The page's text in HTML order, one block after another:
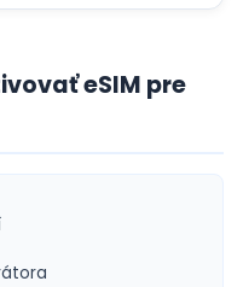
eSIM pre